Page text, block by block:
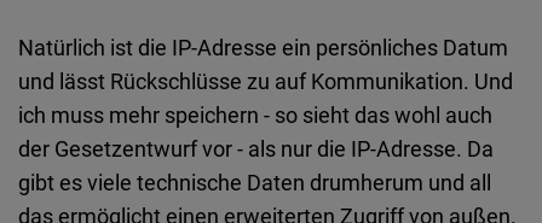
Natürlich ist die IP-Adresse ein persönliches Datum
und lässt Rückschlüsse zu auf Kommunikation. Und
ich muss mehr speichern - so sieht das wohl auch
der Gesetzentwurf vor - als nur die IP-Adresse. Da
gibt es viele technische Daten drumherum und all
das ermöglicht einen erweiterten Zugriff von außen.
Typeform
Embed